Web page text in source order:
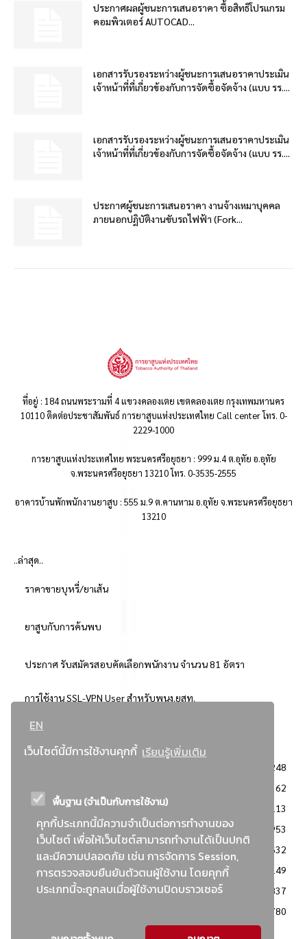
EN
เว็บไซต์นี้มีการใช้งานคุกกี้ เรียนรู้เพิ่มเติม
พื้นฐาน (จำเป็นกับการใช้งาน)
คุกกี้ประเภทนี้มีความจำเป็นต่อการทำงานของ
เว็บไซต์ เพื่อให้เว็บไซต์สามารถทำงานได้เป็นปกติ
และมีความปลอดภัย เช่น การจัดการ Session,
การตรวจสอบยืนยันตัวตนผู้ใช้งาน โดยคุกกี้
ประเภทนี้จะถูกลบเมื่อผู้ใช้งานปิดบราวเซอร์
ประกาศผลผู้ชนะการเสนอราคา ซื้อสิทธิโปรแกรม
คอมพิวเตอร์ AUTOCAD...
เอกสารรับรองระหว่างผู้ชนะการเสนอราคาประเมิน
เจ้าหน้าที่ที่เกี่ยวข้องกับการจัดซื้อจัดจ้าง (แบบ รร....
เอกสารรับรองระหว่างผู้ชนะการเสนอราคาประเมิน
เจ้าหน้าที่ที่เกี่ยวข้องกับการจัดซื้อจัดจ้าง (แบบ รร....
ประกาศผู้ชนะการเสนอราคา งานจ้างเหมาบุคคล
ภายนอกปฏิบัติงานขับรถไฟฟ้า (Fork...
ที่อยู่ : 184 ถนนพระรามที่ 4 แขวงคลองเตย เขตคลองเตย กรุงเทพมหานคร
10110 ติดต่อประชาสัมพันธ์ การยาสูบแห่งประเทศไทย Call center โทร. 0-
2229-1000
การยาสูบแห่งประเทศไทย พระนครศรีอยุธยา : 999 ม.4 ต.อุทัย อ.อุทัย
จ.พระนครศรีอยุธยา 13210 โทร. 0-3535-2555
อาคารบ้านพักพนักงานยาสูบ : 555 ม.9 ต.คานหาม อ.อุทัย จ.พระนครศรีอยุธยา
13210
..ล่าสุด..
ราคาขายบุหรี่/ยาเส้น
ยาสูบกับการค้นพบ
ประกาศ รับสมัครสอบคัดเลือกพนักงาน จำนวน 81 อัตรา
การใช้งาน SSL-VPN User สำหรับพนง.ยสท.
..ยอดนิยม..
3248
2362
: วิธีเฉพาะเจาะจง
2113
ข่าวสาร/ประกาศ
1953
: เอกสารส่งเสริมความโปร่งใสในการจัดซื้อจัดจ้าง
1632
ข่าวสารจัดซื้อจัดจ้าง
1149
: แผนการจัดซื้อจัดจ้าง
837
780